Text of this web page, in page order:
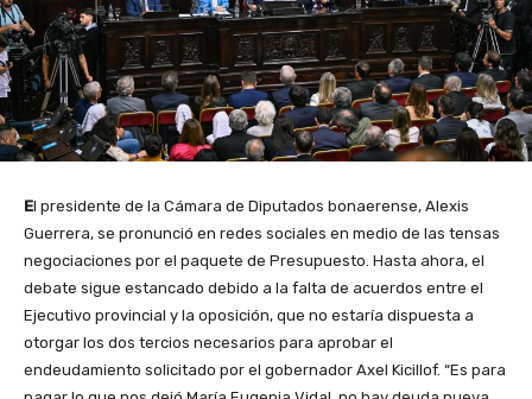
El presidente de la Cámara de Diputados bonaerense, Alexis
Guerrera, se pronunció en redes sociales en medio de las tensas
negociaciones por el paquete de Presupuesto. Hasta ahora, el
debate sigue estancado debido a la falta de acuerdos entre el
Ejecutivo provincial y la oposición, que no estaría dispuesta a
otorgar los dos tercios necesarios para aprobar el
endeudamiento solicitado por el gobernador Axel Kicillof. “Es para